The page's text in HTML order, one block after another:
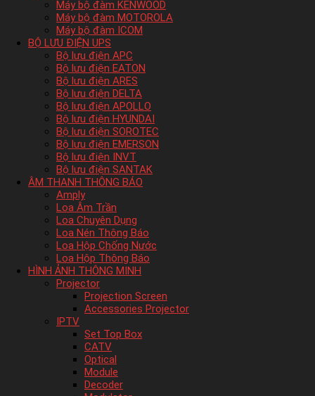
Máy bộ đàm KENWOOD
Máy bộ đàm MOTOROLA
Máy bộ đàm ICOM
BỘ LƯU ĐIỆN UPS
Bộ lưu điện APC
Bộ lưu điện EATON
Bộ lưu điện ARES
Bộ lưu điện DELTA
Bộ lưu điện APOLLO
Bộ lưu điện HYUNDAI
Bộ lưu điện SOROTEC
Bộ lưu điện EMERSON
Bộ lưu điện INVT
Bộ lưu điện SANTAK
ÂM THANH THÔNG BÁO
Amply
Loa Âm Trần
Loa Chuyên Dụng
Loa Nén Thông Báo
Loa Hộp Chống Nước
Loa Hộp Thông Báo
HÌNH ẢNH THÔNG MINH
Projector
Projection Screen
Accessories Projector
IPTV
Set Top Box
CATV
Optical
Module
Decoder